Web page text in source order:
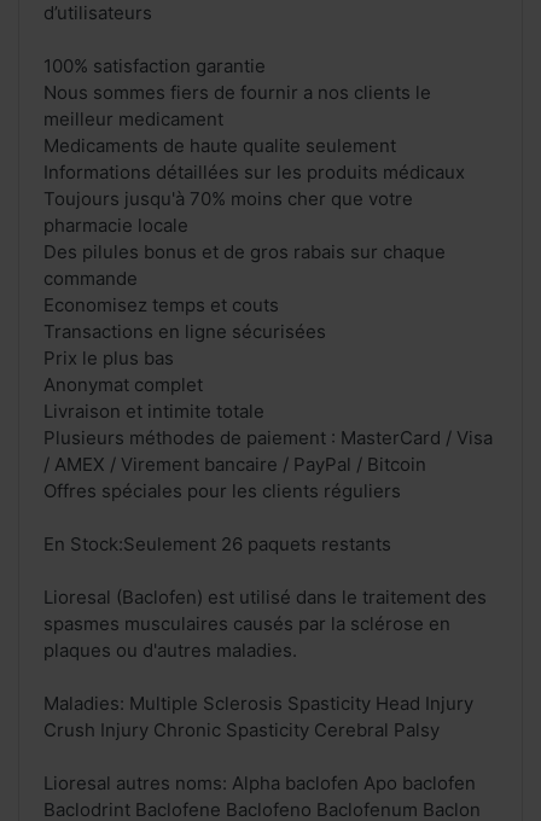
d’utilisateurs
100% satisfaction garantie
Nous sommes fiers de fournir a nos clients le
meilleur medicament
Medicaments de haute qualite seulement
Informations détaillées sur les produits médicaux
Toujours jusqu'à 70% moins cher que votre
pharmacie locale
Des pilules bonus et de gros rabais sur chaque
commande
Economisez temps et couts
Transactions en ligne sécurisées
Prix le plus bas
Anonymat complet
Livraison et intimite totale
Plusieurs méthodes de paiement : MasterCard / Visa
/ AMEX / Virement bancaire / PayPal / Bitcoin
Offres spéciales pour les clients réguliers
En Stock:Seulement 26 paquets restants
Lioresal (Baclofen) est utilisé dans le traitement des
spasmes musculaires causés par la sclérose en
plaques ou d'autres maladies.
Maladies: Multiple Sclerosis Spasticity Head Injury
Crush Injury Chronic Spasticity Cerebral Palsy
Lioresal autres noms: Alpha baclofen Apo baclofen
Baclodrint Baclofene Baclofeno Baclofenum Baclon